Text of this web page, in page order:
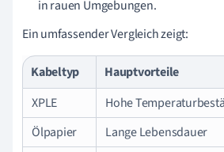
in rauen Umgebungen.
Ein umfassender Vergleich zeigt:
Kabeltyp
Hauptvorteile
XPLE
Hohe
Ölpapier
Lange Lebensdauer